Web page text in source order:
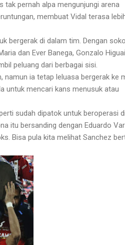
tak pernah alpa mengunjungi arena
membuat Vidal terasa
bergerak di dalam tim. Dengan
dan Ever Banega, Gonzalo
peluang dari berbagai sisi.
ia tetap leluasa bergerak ke
untuk mencari kans menusuk atau
sudah dipatok untuk beroperasi
itu bersanding dengan Eduardo
Bisa pula kita melihat Sanchez